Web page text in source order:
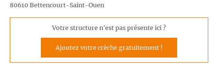
80610 Bettencourt-Saint-Ouen
Votre structure n'est pas présente ici ?
Ajoutez votre crèche gratuitement !